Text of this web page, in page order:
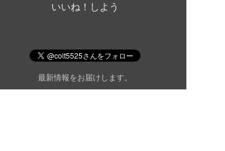
いいね！しよう
最新情報をお届けします。